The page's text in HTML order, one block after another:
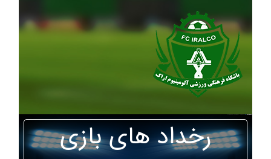
رخداد های بازی